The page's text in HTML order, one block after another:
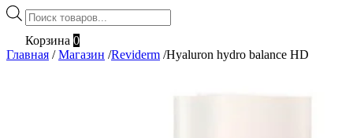
Поиск
товаров
Корзина 0
Главная / Магазин /Reviderm /Hyaluron hydro balance HD